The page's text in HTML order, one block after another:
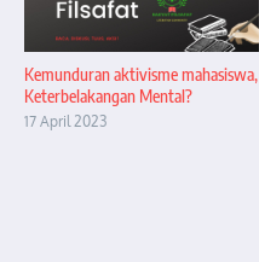
Kemunduran aktivisme mahasiswa,
Keterbelakangan Mental?
17 April 2023